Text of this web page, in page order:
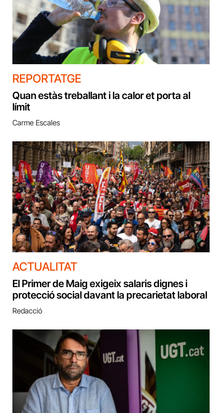
REPORTATGE
Quan estàs treballant i la calor et porta al
límit
Carme Escales
ACTUALITAT
El Primer de Maig exigeix salaris dignes i
protecció social davant la precarietat laboral
Redacció